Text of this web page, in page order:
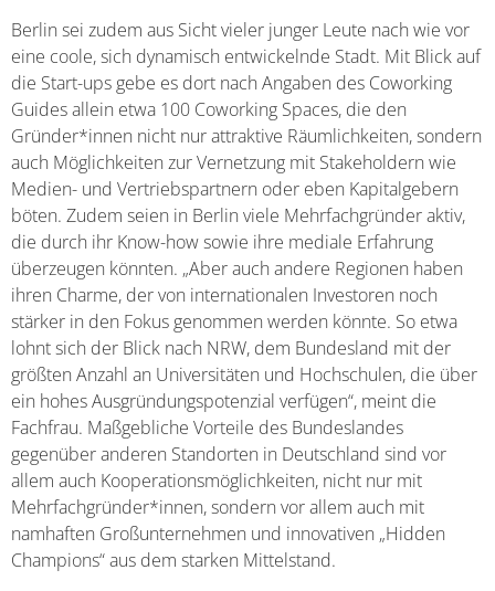
Berlin sei zudem aus Sicht vieler junger Leute nach wie vor
eine coole, sich dynamisch entwickelnde Stadt. Mit Blick auf
die Start-ups gebe es dort nach Angaben des Coworking
Guides allein etwa 100 Coworking Spaces, die den
Gründer*innen nicht nur attraktive Räumlichkeiten, sondern
auch Möglichkeiten zur Vernetzung mit Stakeholdern wie
Medien- und Vertriebspartnern oder eben Kapitalgebern
böten. Zudem seien in Berlin viele Mehrfachgründer aktiv,
die durch ihr Know-how sowie ihre mediale Erfahrung
überzeugen könnten. „Aber auch andere Regionen haben
ihren Charme, der von internationalen Investoren noch
stärker in den Fokus genommen werden könnte. So etwa
lohnt sich der Blick nach NRW, dem Bundesland mit der
größten Anzahl an Universitäten und Hochschulen, die über
ein hohes Ausgründungspotenzial verfügen“, meint die
Fachfrau. Maßgebliche Vorteile des Bundeslandes
gegenüber anderen Standorten in Deutschland sind vor
allem auch Kooperationsmöglichkeiten, nicht nur mit
Mehrfachgründer*innen, sondern vor allem auch mit
namhaften Großunternehmen und innovativen „Hidden
Champions“ aus dem starken Mittelstand.